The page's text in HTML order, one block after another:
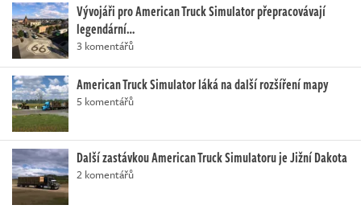
Vývojáři pro American Truck Simulator přepracovávají
legendární…
3 komentářů
American Truck Simulator láká na další rozšíření mapy
5 komentářů
Další zastávkou American Truck Simulatoru je Jižní Dakota
2 komentářů